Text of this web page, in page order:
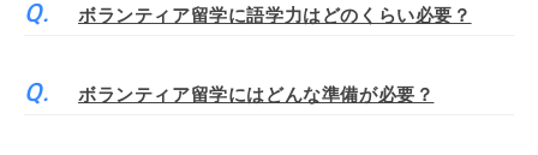
ボランティア留学に語学力はどのくらい必要？
ボランティア留学にはどんな準備が必要？